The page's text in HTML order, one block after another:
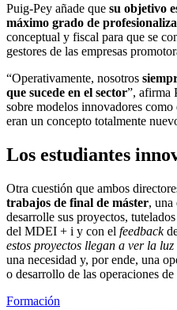
Puig-Pey añade que su objetivo
máximo grado de
conceptual y fiscal para que se
gestores de las empresas
“Operativamente, nosotros
que sucede en el sector”, afirma
sobre modelos innovadores como
eran un concepto totalmente
Los estudiantes
Otra cuestión que ambos
trabajos de final de máster, una
desarrolle sus proyectos,
del MDEI + i y con el feedback
estos proyectos llegan a ver la
una necesidad y, por ende, una
o desarrollo de las operaciones
Formación